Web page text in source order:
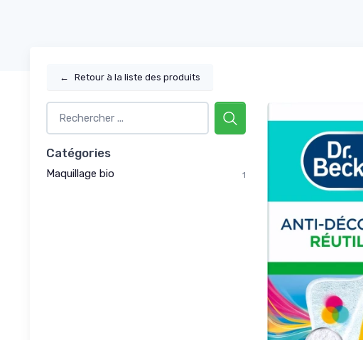
← Retour à la liste des produits
Catégories
Maquillage bio 1